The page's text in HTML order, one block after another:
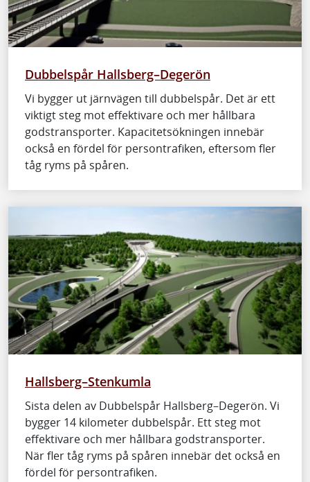
Dubbelspår Hallsberg–Degerön
Vi bygger ut järnvägen till dubbelspår. Det är ett
viktigt steg mot effektivare och mer hållbara
godstransporter. Kapacitetsökningen innebär
också en fördel för persontrafiken, eftersom fler
tåg ryms på spåren.
Hallsberg–Stenkumla
Sista delen av Dubbelspår Hallsberg–Degerön. Vi
bygger 14 kilometer dubbelspår. Ett steg mot
effektivare och mer hållbara godstransporter.
När fler tåg ryms på spåren innebär det också en
fördel för persontrafiken.